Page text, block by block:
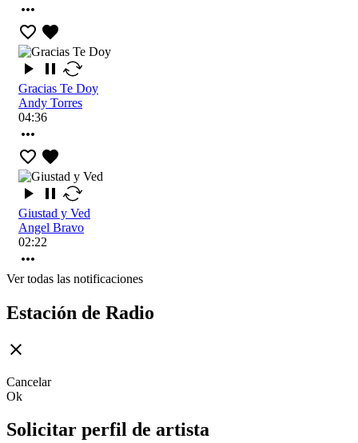
Gracias Te Doy
Andy Torres
04:36
Giustad y Ved
Angel Bravo
02:22
Ver todas las notificaciones
Estación de Radio
Cancelar
Ok
Solicitar perfil de artista